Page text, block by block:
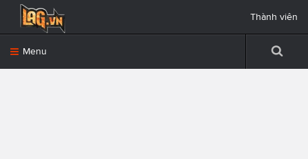
Menu
Thành viên